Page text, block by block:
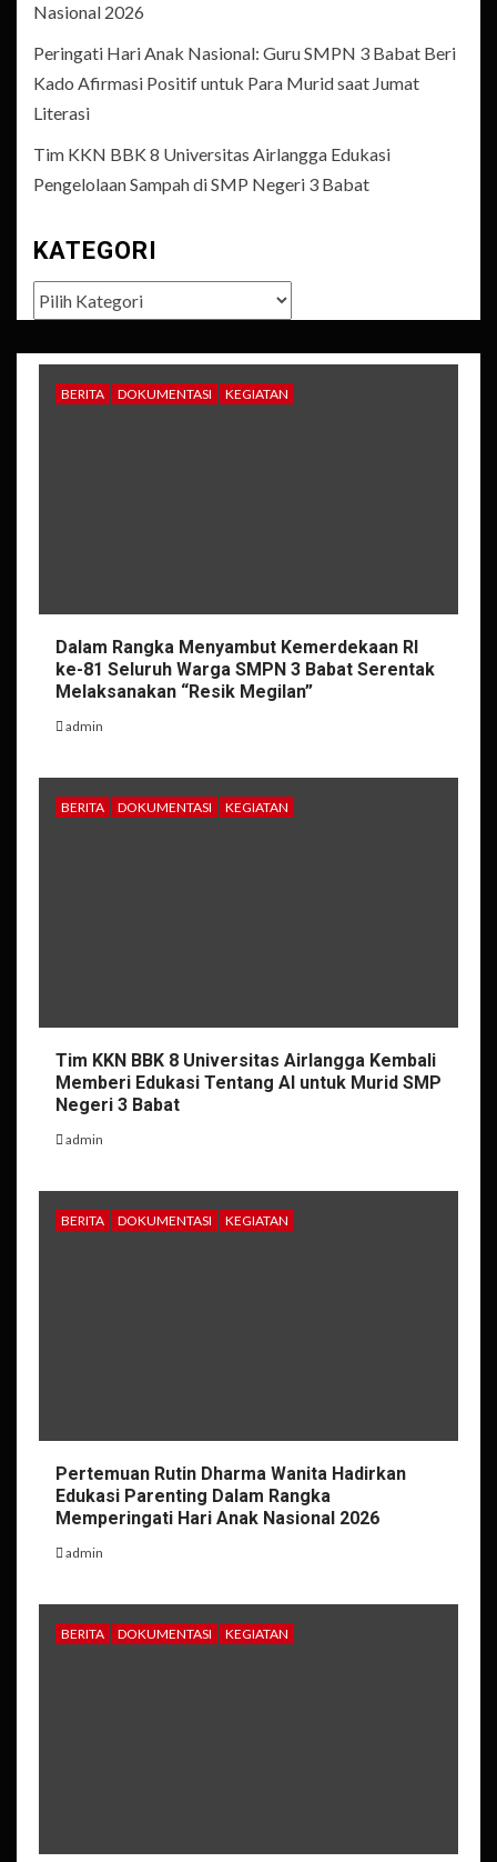
Nasional 2026
Peringati Hari Anak Nasional: Guru SMPN 3 Babat Beri
Kado Afirmasi Positif untuk Para Murid saat Jumat
Literasi
Tim KKN BBK 8 Universitas Airlangga Edukasi
Pengelolaan Sampah di SMP Negeri 3 Babat
KATEGORI
Kategori
BERITA DOKUMENTASI KEGIATAN
Dalam Rangka Menyambut Kemerdekaan RI
ke-81 Seluruh Warga SMPN 3 Babat Serentak
Melaksanakan “Resik Megilan”
admin
BERITA DOKUMENTASI KEGIATAN
Tim KKN BBK 8 Universitas Airlangga Kembali
Memberi Edukasi Tentang AI untuk Murid SMP
Negeri 3 Babat
admin
BERITA DOKUMENTASI KEGIATAN
Pertemuan Rutin Dharma Wanita Hadirkan
Edukasi Parenting Dalam Rangka
Memperingati Hari Anak Nasional 2026
admin
BERITA DOKUMENTASI KEGIATAN